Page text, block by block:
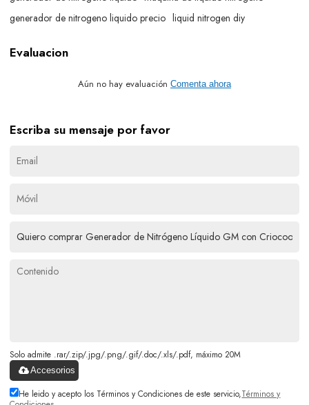
generador de nitrogeno liquido precio liquid nitrogen diy
Evaluacion
Aún no hay evaluación Comenta ahora
Escriba su mensaje por favor
Solo admite .rar/.zip/.jpg/.png/.gif/.doc/.xls/.pdf, máximo 20M
Accesorios
He leido y acepto los Términos y Condiciones de este servicio,Términos y